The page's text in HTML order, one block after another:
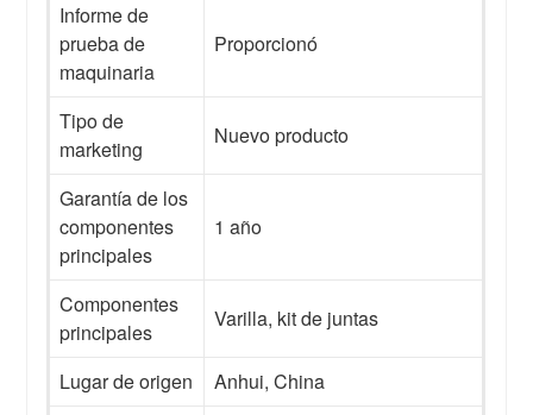
Informe de
prueba de
maquinaria
Proporcionó
Tipo de
marketing
Nuevo producto
Garantía de los
componentes
principales
1 año
Componentes
principales
Varilla, kit de juntas
Lugar de origen Anhui, China